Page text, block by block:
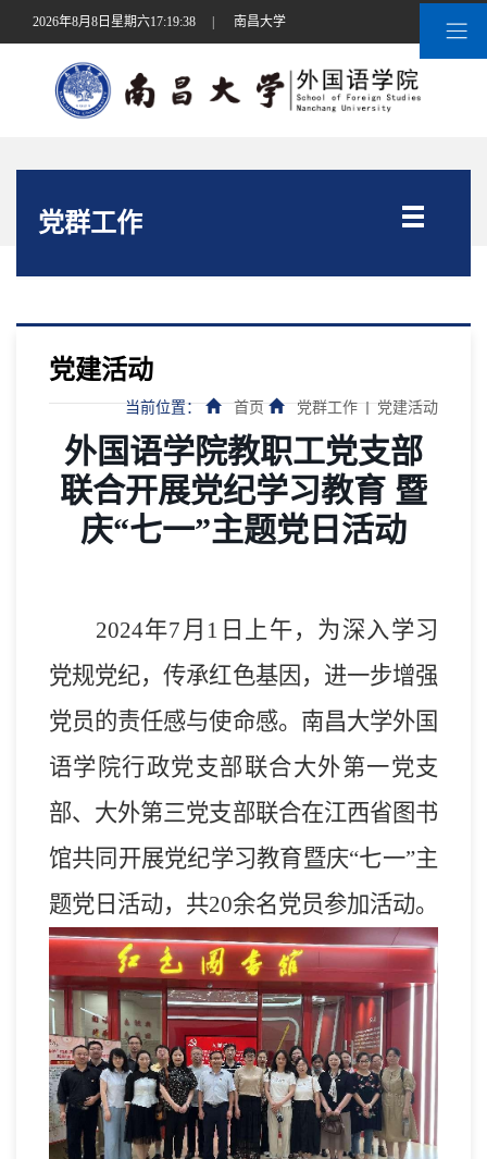
2026年8月8日星期六17:19:39 南昌大学
党群工作
党建活动
当前位置： 首页 党群工作 党建活动
外国语学院教职工党支部
联合开展党纪学习教育 暨
庆“七一”主题党日活动
2024年7月1日上午， 为深入学习
党规党纪，传承红色基因， 进一步增强
党员的责任感与使命感。南昌大学外国
语学院行政党支部联合大外第一党支
部、大外第三党支部联合在江西省图书
馆共同 开展党纪学习教育暨庆“七一”主
题党日活动，共20余名党员参加活动。